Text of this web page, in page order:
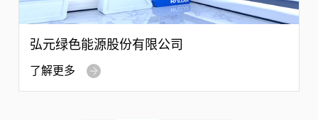
弘元绿色能源股份有限公司
了解更多